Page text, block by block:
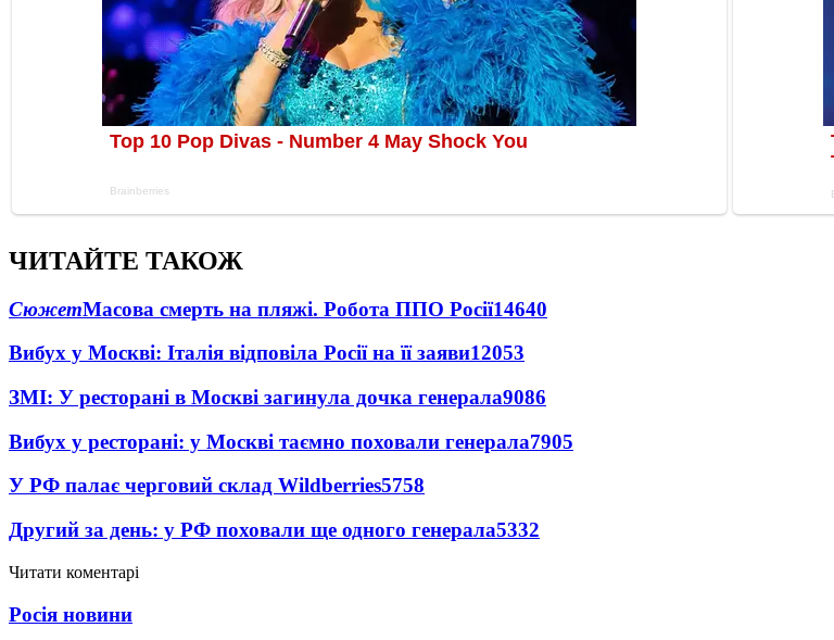
ЧИТАЙТЕ ТАКОЖ
СюжетМасова смерть на пляжі. Робота ППО Росії14640
Вибух у Москві: Італія відповіла Росії на її заяви12053
ЗМІ: У ресторані в Москві загинула дочка генерала9086
Вибух у ресторані: у Москві таємно поховали генерала7905
У РФ палає черговий склад Wildberries5758
Другий за день: у РФ поховали ще одного генерала5332
Читати коментарі
Росія новини